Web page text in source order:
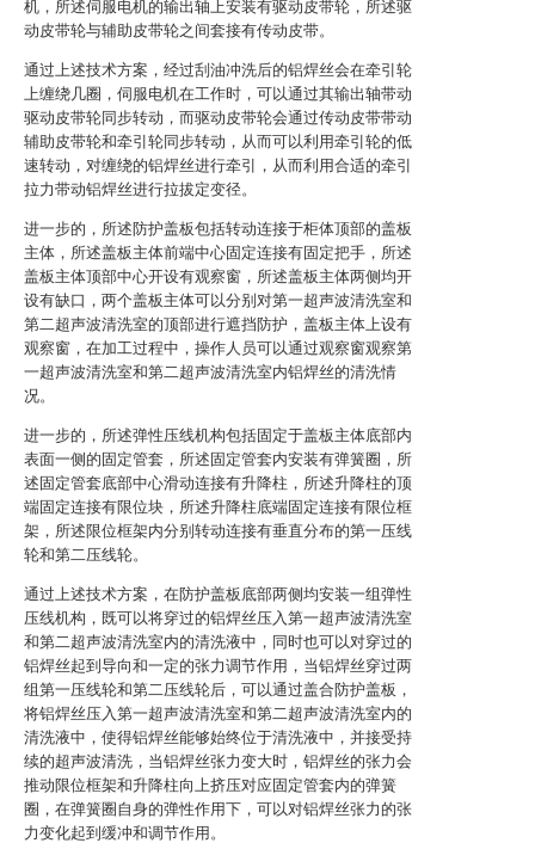
机，所述伺服电机的输出轴上安装有驱动皮带轮，所述驱
动皮带轮与辅助皮带轮之间套接有传动皮带。
通过上述技术方案，经过刮油冲洗后的铝焊丝会在牵引轮
上缠绕几圈，伺服电机在工作时，可以通过其输出轴带动
驱动皮带轮同步转动，而驱动皮带轮会通过传动皮带带动
辅助皮带轮和牵引轮同步转动，从而可以利用牵引轮的低
速转动，对缠绕的铝焊丝进行牵引，从而利用合适的牵引
拉力带动铝焊丝进行拉拔定变径。
进一步的，所述防护盖板包括转动连接于柜体顶部的盖板
主体，所述盖板主体前端中心固定连接有固定把手，所述
盖板主体顶部中心开设有观察窗，所述盖板主体两侧均开
设有缺口，两个盖板主体可以分别对第一超声波清洗室和
第二超声波清洗室的顶部进行遮挡防护，盖板主体上设有
观察窗，在加工过程中，操作人员可以通过观察窗观察第
一超声波清洗室和第二超声波清洗室内铝焊丝的清洗情
况。
进一步的，所述弹性压线机构包括固定于盖板主体底部内
表面一侧的固定管套，所述固定管套内安装有弹簧圈，所
述固定管套底部中心滑动连接有升降柱，所述升降柱的顶
端固定连接有限位块，所述升降柱底端固定连接有限位框
架，所述限位框架内分别转动连接有垂直分布的第一压线
轮和第二压线轮。
通过上述技术方案，在防护盖板底部两侧均安装一组弹性
压线机构，既可以将穿过的铝焊丝压入第一超声波清洗室
和第二超声波清洗室内的清洗液中，同时也可以对穿过的
铝焊丝起到导向和一定的张力调节作用，当铝焊丝穿过两
组第一压线轮和第二压线轮后，可以通过盖合防护盖板，
将铝焊丝压入第一超声波清洗室和第二超声波清洗室内的
清洗液中，使得铝焊丝能够始终位于清洗液中，并接受持
续的超声波清洗，当铝焊丝张力变大时，铝焊丝的张力会
推动限位框架和升降柱向上挤压对应固定管套内的弹簧
圈，在弹簧圈自身的弹性作用下，可以对铝焊丝张力的张
力变化起到缓冲和调节作用。